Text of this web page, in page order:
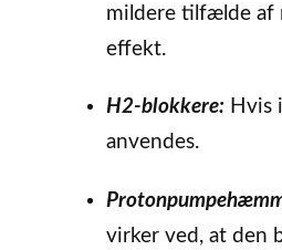
mildere tilfælde af
effekt.
H2-blokkere: Hvis
anvendes.
virker ved, at den